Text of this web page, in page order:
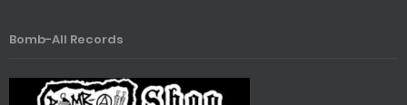
Bomb-All Records